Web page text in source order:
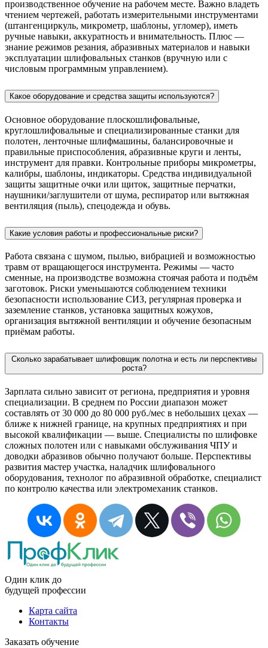
производственное обучение на рабочем месте. Важно владеть
чтением чертежей, работать измерительными инструментами
(штангенциркуль, микрометр, шаблоны, угломер), иметь
ручные навыки, аккуратность и внимательность. Плюс —
знание режимов резания, абразивных материалов и навыки
эксплуатации шлифовальных станков (вручную или с
числовым программным управлением).
Какое оборудование и средства защиты используются?
Основное оборудование плоскошлифовальные,
круглошлифовальные и специализированные станки для
полотен, ленточные шлифмашины, балансировочные и
правильные приспособления, абразивные круги и ленты,
инструмент для правки. Контрольные приборы микрометры,
калибры, шаблоны, индикаторы. Средства индивидуальной
защиты защитные очки или щиток, защитные перчатки,
наушники/заглушители от шума, респиратор или вытяжная
вентиляция (пыль), спецодежда и обувь.
Какие условия работы и профессиональные риски?
Работа связана с шумом, пылью, вибрацией и возможностью
травм от вращающегося инструмента. Режимы — часто
сменные, на производстве возможна стоячая работа и подъём
заготовок. Риски уменьшаются соблюдением техники
безопасности использование СИЗ, регулярная проверка и
заземление станков, установка защитных кожухов,
организация вытяжной вентиляции и обучение безопасным
приёмам работы.
Сколько зарабатывает шлифовщик полотна и есть ли перспективы
роста?
Зарплата сильно зависит от региона, предприятия и уровня
специализации. В среднем по России диапазон может
составлять от 30 000 до 80 000 руб./мес в небольших цехах —
ближе к нижней границе, на крупных предприятиях и при
высокой квалификации — выше. Специалисты по шлифовке
сложных полотен или с навыками обслуживания ЧПУ и
доводки абразивов обычно получают больше. Перспективы
развития мастер участка, наладчик шлифовального
оборудования, технолог по абразивной обработке, специалист
по контролю качества или электромеханик станков.
Один клик до
будущей профессии
Карта сайта
Контакты
Заказать обучение